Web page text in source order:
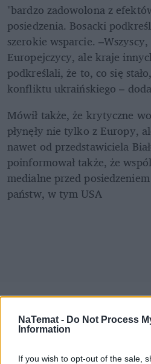
NaTemat - Do Not Process
Information
If you wish to opt-out of the sale,
"bardzo zadowolona z
posiedzenia. Bosacki
szerokie wsparcie.
Europejczycy, ale kraje
podkreślali, że to, co się
konfliktu ukraińskiego –
Mówił także, że krytyczne
płynęły nie tylko z Europy,
nawet od przedstawiciela
poinformował także, że
medialne przed
państw, w tym USA